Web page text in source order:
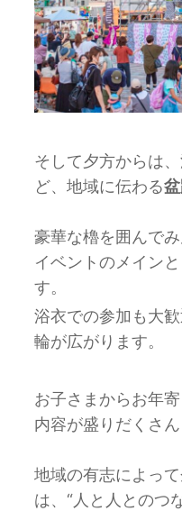
そして夕方からは
ど、地域に伝わる
豪華な櫓を囲んで
イベントのメイン
す。
浴衣での参加も大
輪が広がります。
お子さまからお年
内容が盛りだくさん
地域の有志によっ
は、“人と人とのつ